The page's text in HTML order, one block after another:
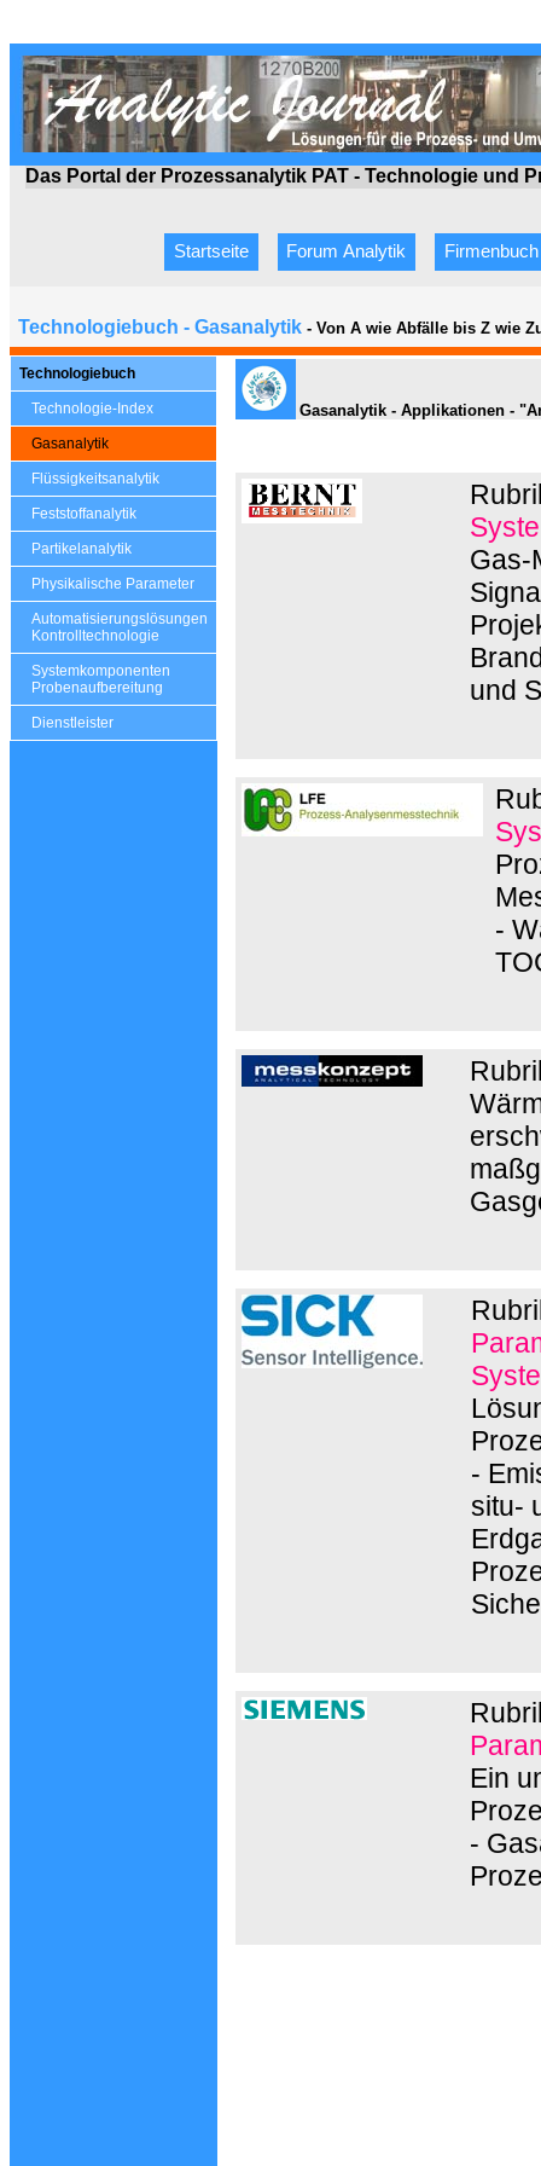
Das Portal der Prozessanalytik PAT - Technologie und
Startseite Forum Analytik Firmenbuch
Technologiebuch - Gasanalytik - Von A wie Abfälle bis Z wie
Technologiebuch
Technologie-Index
Gasanalytik
Flüssigkeitsanalytik
Feststoffanalytik
Partikelanalytik
Physikalische Parameter
Automatisierungslösungen
Kontrolltechnologie
Systemkomponenten
Probenaufbereitung
Dienstleister
Gasanalytik - Applikationen -
Gas-
und
-
-
situ-
Ein
-